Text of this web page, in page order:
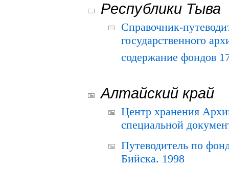
Республики Тыва
Справочник-
государственного
содержание фондов
Алтайский край
Центр хранения
специальной
Путеводитель по
Бийска. 1998